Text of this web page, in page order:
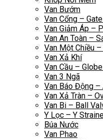
Van Bướm
Van Cổng –
Van Giảm Áp –
Van An Toàn –
Van Một Chiều
Van Xả Khí
Van Cầu –
Van 3 Ngã
Van Báo Động –
Van Xả Tràn –
Van Bi – Ball
Y Lọc – Y
Búa Nước
Van Phao